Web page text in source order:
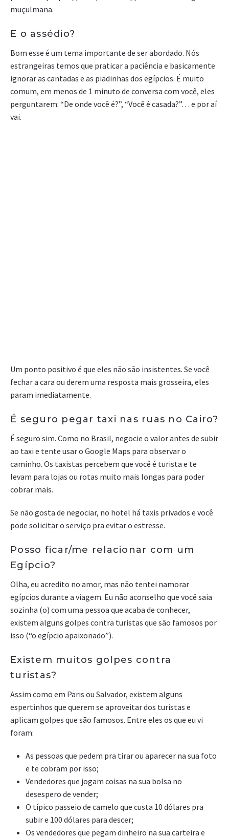
muçulmana.
E o assédio?
Bom esse é um tema importante de ser abordado. Nós
estrangeiras temos que praticar a paciência e basicamente
ignorar as cantadas e as piadinhas dos egípcios. É muito
comum, em menos de 1 minuto de conversa com você, eles
perguntarem: “De onde você é?”, “Você é casada?”… e por aí
vai.
Um ponto positivo é que eles não são insistentes. Se você
fechar a cara ou derem uma resposta mais grosseira, eles
param imediatamente.
É seguro pegar taxi nas ruas no Cairo?
É seguro sim. Como no Brasil, negocie o valor antes de subir
ao taxi e tente usar o Google Maps para observar o
caminho. Os taxistas percebem que você é turista e te
levam para lojas ou rotas muito mais longas para poder
cobrar mais.
Se não gosta de negociar, no hotel há taxis privados e você
pode solicitar o serviço pra evitar o estresse.
Posso ficar/me relacionar com um
Egípcio?
Olha, eu acredito no amor, mas não tentei namorar
egípcios durante a viagem. Eu não aconselho que você saia
sozinha (o) com uma pessoa que acaba de conhecer,
existem alguns golpes contra turistas que são famosos por
isso (“o egípcio apaixonado”).
Existem muitos golpes contra
turistas?
Assim como em Paris ou Salvador, existem alguns
espertinhos que querem se aproveitar dos turistas e
aplicam golpes que são famosos. Entre eles os que eu vi
foram:
As pessoas que pedem pra tirar ou aparecer na sua foto
e te cobram por isso;
Vendedores que jogam coisas na sua bolsa no
desespero de vender;
O típico passeio de camelo que custa 10 dólares pra
subir e 100 dólares para descer;
Os vendedores que pegam dinheiro na sua carteira e